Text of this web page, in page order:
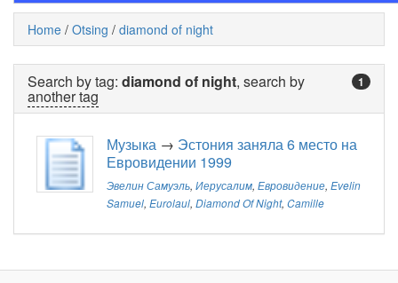
Home / Otsing / diamond of night
1
Search by tag: diamond of night, search by
another tag
Музыка → Эстония заняла 6 место на
Евровидении 1999
Эвелин Самуэль, Иерусалим, Евровидение, Evelin
Samuel, Eurolaul, Diamond Of Night, Camille